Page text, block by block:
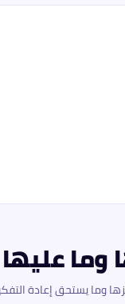
وما عليها
وما يستحق إعادة